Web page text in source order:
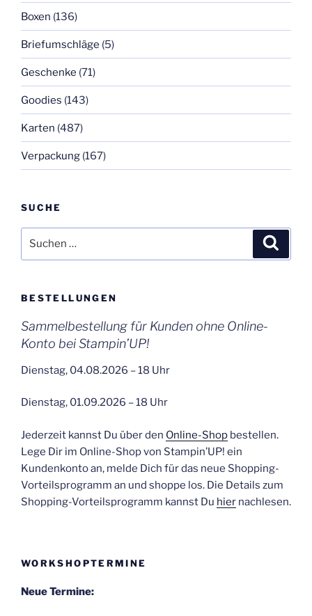
Boxen (136)
Briefumschläge (5)
Geschenke (71)
Goodies (143)
Karten (487)
Verpackung (167)
SUCHE
nach:
BESTELLUNGEN
Sammelbestellung für Kunden ohne Online-
Konto bei Stampin’UP!
Dienstag, 04.08.2026 – 18 Uhr
Dienstag, 01.09.2026 – 18 Uhr
Jederzeit kannst Du über den Online-Shop bestellen.
Lege Dir im Online-Shop von Stampin’UP! ein
Kundenkonto an, melde Dich für das neue Shopping-
Vorteilsprogramm an und shoppe los. Die Details zum
Shopping-Vorteilsprogramm kannst Du hier nachlesen.
WORKSHOPTERMINE
Neue Termine: